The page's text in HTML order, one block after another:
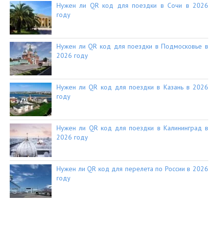
Нужен ли QR код для поездки в Сочи в 2026
году
Нужен ли QR код для поездки в Подмосковье в
2026 году
Нужен ли QR код для поездки в Казань в 2026
году
Нужен ли QR код для поездки в Калининград в
2026 году
Нужен ли QR код для перелета по России в 2026
году